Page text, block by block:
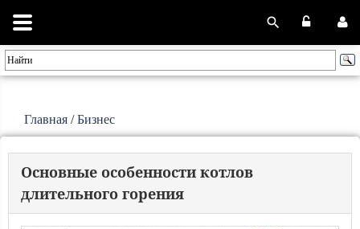
Главная /Бизнес
Основные особенности котлов
длительного горения